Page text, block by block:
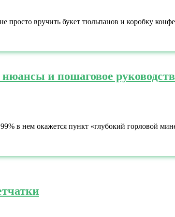
просто вручить букет тюльпанов и коробку
и пошаговое
в нем окажется пункт «глубокий горловой